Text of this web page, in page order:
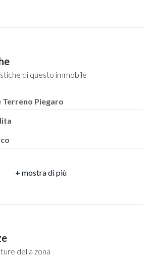
di questo immobile
Terreno Piegaro
mq
della zona